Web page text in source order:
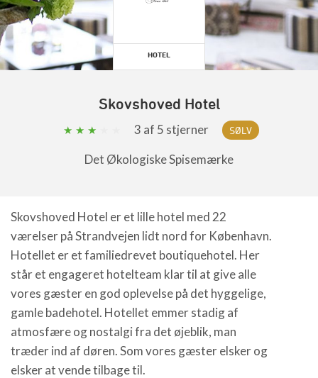
HOTEL
Skovshoved Hotel
3 af 5 stjerner SØLV
Det Økologiske Spisemærke
Skovshoved Hotel er et lille hotel med 22
værelser på Strandvejen lidt nord for København.
Hotellet er et familiedrevet boutiquehotel. Her
står et engageret hotelteam klar til at give alle
vores gæster en god oplevelse på det hyggelige,
gamle badehotel. Hotellet emmer stadig af
atmosfære og nostalgi fra det øjeblik, man
træder ind af døren. Som vores gæster elsker og
elsker at vende tilbage til.